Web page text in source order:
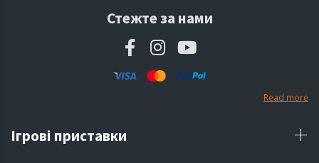
Стежте за нами
Read more
Ігрові приставки